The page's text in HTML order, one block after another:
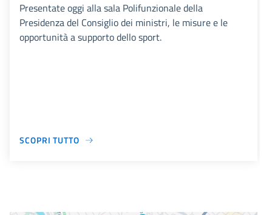
Presentate oggi alla sala Polifunzionale della
Presidenza del Consiglio dei ministri, le misure e le
opportunità a supporto dello sport.
SCOPRI TUTTO